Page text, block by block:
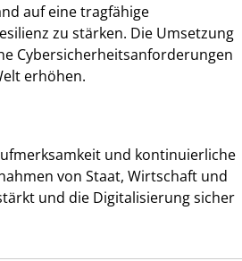
auf eine tragfähige
zu stärken. Die Umsetzung
Cybersicherheitsanforderungen
erhöhen.
und kontinuierliche
von Staat, Wirtschaft und
und die Digitalisierung sicher